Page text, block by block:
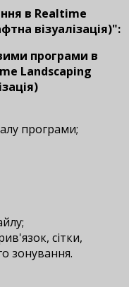
в Realtime
візуалізація)":
програми в
Landscaping
програми;
сітки,
зонування.